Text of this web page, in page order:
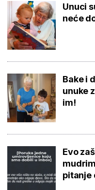
Unuci
neće
Bake i
unuke
im!
Evo
pitanje